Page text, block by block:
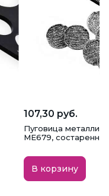
107,30 руб.
Пуговица
ME679,
В корзину